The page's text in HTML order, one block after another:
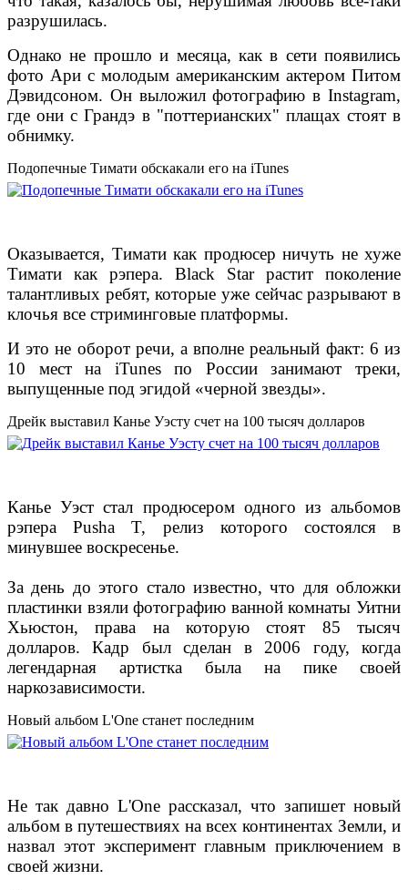
разрушилась.
Однако не прошло и месяца, как в сети появились
фото Ари с молодым американским актером Питом
Дэвидсоном. Он выложил фотографию в Instagram,
где они с Грандэ в "поттерианских" плащах стоят в
обнимку.
Подопечные Тимати обскакали его на iTunes
Оказывается, Тимати как продюсер ничуть не хуже
Тимати как рэпера. Black Star растит поколение
талантливых ребят, которые уже сейчас разрывают в
клочья все стриминговые платформы.
И это не оборот речи, а вполне реальный факт: 6 из
10 мест на iTunes по России занимают треки,
выпущенные под эгидой «черной звезды».
Дрейк выставил Канье Уэсту счет на 100 тысяч долларов
Канье Уэст стал продюсером одного из альбомов
рэпера Pusha T, релиз которого состоялся в
минувшее воскресенье.
За день до этого стало известно, что для обложки
пластинки взяли фотографию ванной комнаты Уитни
Хьюстон, права на которую стоят 85 тысяч
долларов. Кадр был сделан в 2006 году, когда
легендарная артистка была на пике своей
наркозависимости.
Новый альбом L'One станет последним
Не так давно L'One рассказал, что запишет новый
альбом в путешествиях на всех континентах Земли, и
назвал этот эксперимент главным приключением в
своей жизни.